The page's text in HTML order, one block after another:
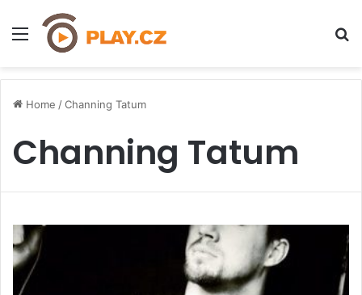
Menu
Home /Channing Tatum
Channing Tatum